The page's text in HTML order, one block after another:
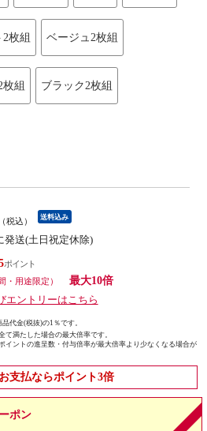
枚組 ベージュ2枚組
枚組 ブラック2枚組
（税込） 送料込み
発送(土日祝定休除)
・用途限定）
最大10倍
エントリーはこちら
代金(税抜)の1％です。
満たした場合の最大倍率です。
イントの進呈数・付与倍率が最大倍率より少なくなる場合が
支払ならポイント3倍
ポン